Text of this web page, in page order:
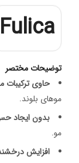
Fulica
توضیحات مختصر
حاوی ترکیبات
موهای بلوند.
بدون ایجاد
مو.
افزایش